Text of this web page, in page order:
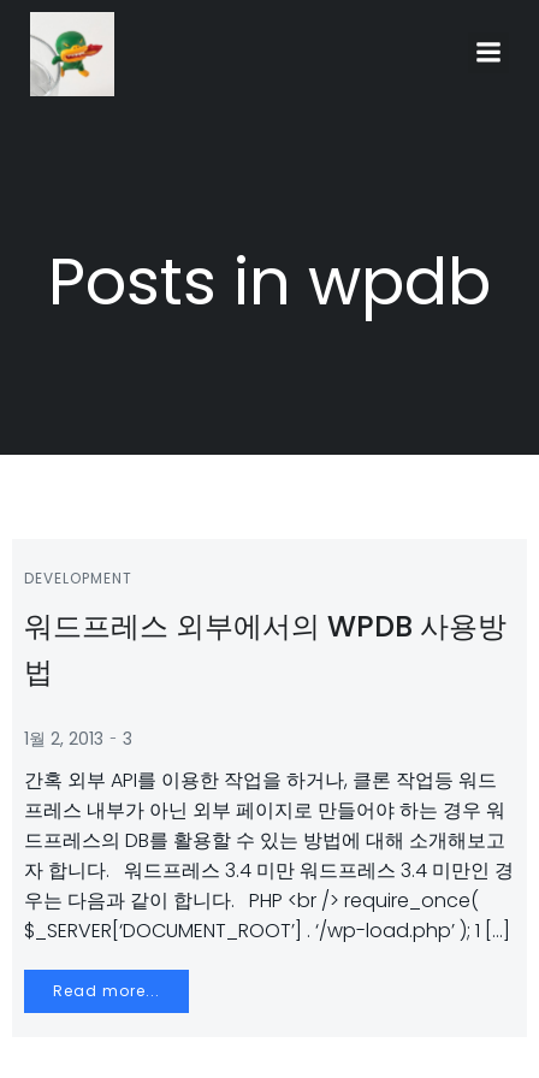
Posts in wpdb
DEVELOPMENT
워드프레스 외부에서의 WPDB 사용방
법
1월 2, 2013 - 3
간혹 외부 API를 이용한 작업을 하거나, 클론 작업등 워드
프레스 내부가 아닌 외부 페이지로 만들어야 하는 경우 워
드프레스의 DB를 활용할 수 있는 방법에 대해 소개해보고
자 합니다. 워드프레스 3.4 미만 워드프레스 3.4 미만인 경
우는 다음과 같이 합니다. PHP <br /> require_once(
$_SERVER[‘DOCUMENT_ROOT’] . ‘/wp-load.php’ ); 1 […]
Read more...